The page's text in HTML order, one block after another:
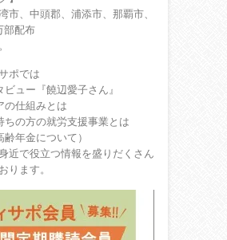
市、中頭郡、浦添市、那覇市、
部配布
ポでは
ュー『饒辺愛子さん』
の仕組みとは
ちの方の就労支援事業とは
年金について）
近で役立つ情報を盛りだくさん
ります。